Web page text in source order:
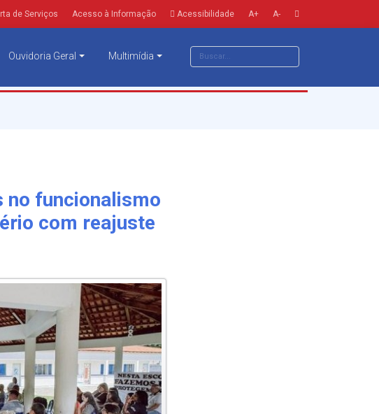
de Serviços Acesso à Informação Acessibilidade A+ A-
Ouvidoria Geral Multimídia
no funcionalismo
com reajuste